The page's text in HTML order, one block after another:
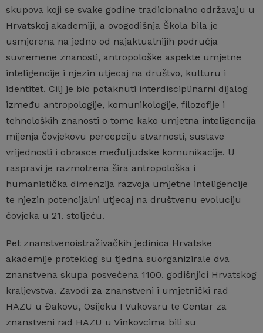
skupova koji se svake godine tradicionalno održavaju u
Hrvatskoj akademiji, a ovogodišnja Škola bila je
usmjerena na jedno od najaktualnijih područja
suvremene znanosti, antropološke aspekte umjetne
inteligencije i njezin utjecaj na društvo, kulturu i
identitet. Cilj je bio potaknuti interdisciplinarni dijalog
između antropologije, komunikologije, filozofije i
tehnoloških znanosti o tome kako umjetna inteligencija
mijenja čovjekovu percepciju stvarnosti, sustave
vrijednosti i obrasce međuljudske komunikacije. U
raspravi je razmotrena šira antropološka i
humanistička dimenzija razvoja umjetne inteligencije
te njezin potencijalni utjecaj na društvenu evoluciju
čovjeka u 21. stoljeću.
Pet znanstvenoistraživačkih jedinica Hrvatske
akademije proteklog su tjedna suorganizirale dva
znanstvena skupa posvećena 1100. godišnjici Hrvatskog
kraljevstva. Zavodi za znanstveni i umjetnički rad
HAZU u Đakovu, Osijeku I Vukovaru te Centar za
znanstveni rad HAZU u Vinkovcima bili su